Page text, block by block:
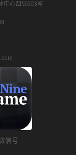
中心四层603室
信号